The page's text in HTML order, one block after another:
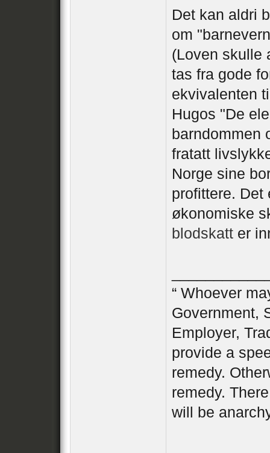
Det kan aldri
om
(Loven skulle
tas fra gode
ekvivalenten
Hugos "De
barndommen
fratatt
Norge sine
profittere. Det
økonomiske
blodskatt er
“ Whoever
Government,
Employer,
provide a
remedy.
remedy. There
will be